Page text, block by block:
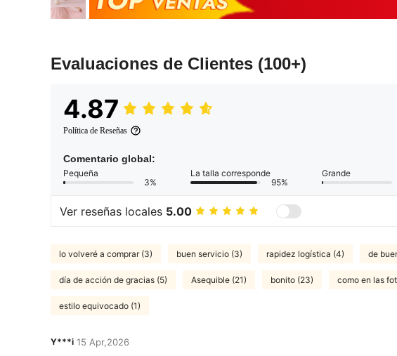
Evaluaciones de Clientes (100+)
4.87
Política de Reseñas
Comentario global:
Pequeña
3%
La talla corresponde
95%
Grande
Ver reseñas locales 5.00
lo volveré a comprar (3) buen servicio (3) rapidez logística (4) de
día de acción de gracias (5) Asequible (21) bonito (23) como en las
estilo equivocado (1)
Y***i 15 Apr,2026